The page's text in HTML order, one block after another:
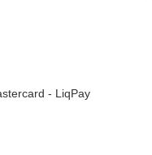
- LiqPay